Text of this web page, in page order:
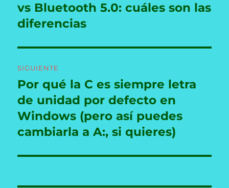
entradas
anterior:
vs Bluetooth 5.0: cuáles son las
diferencias
SIGUIENTE
Entrada
siguiente:
Por qué la C es siempre letra
de unidad por defecto en
Windows (pero así puedes
cambiarla a A:, si quieres)